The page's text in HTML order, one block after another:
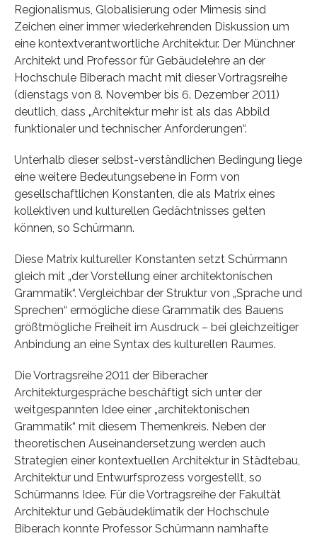
Regionalismus, Globalisierung oder Mimesis sind
Zeichen einer immer wiederkehrenden Diskussion um
eine kontextverantwortliche Architektur. Der Münchner
Architekt und Professor für Gebäudelehre an der
Hochschule Biberach macht mit dieser Vortragsreihe
(dienstags von 8. November bis 6. Dezember 2011)
deutlich, dass „Architektur mehr ist als das Abbild
funktionaler und technischer Anforderungen“.
Unterhalb dieser selbst-verständlichen Bedingung liege
eine weitere Bedeutungsebene in Form von
gesellschaftlichen Konstanten, die als Matrix eines
kollektiven und kulturellen Gedächtnisses gelten
können, so Schürmann.
Diese Matrix kultureller Konstanten setzt Schürmann
gleich mit „der Vorstellung einer architektonischen
Grammatik“. Vergleichbar der Struktur von „Sprache und
Sprechen“ ermögliche diese Grammatik des Bauens
größtmögliche Freiheit im Ausdruck – bei gleichzeitiger
Anbindung an eine Syntax des kulturellen Raumes.
Die Vortragsreihe 2011 der Biberacher
Architekturgespräche beschäftigt sich unter der
weitgespannten Idee einer „architektonischen
Grammatik“ mit diesem Themenkreis. Neben der
theoretischen Auseinandersetzung werden auch
Strategien einer kontextuellen Architektur in Städtebau,
Architektur und Entwurfsprozess vorgestellt, so
Schürmanns Idee. Für die Vortragsreihe der Fakultät
Architektur und Gebäudeklimatik der Hochschule
Biberach konnte Professor Schürmann namhafte